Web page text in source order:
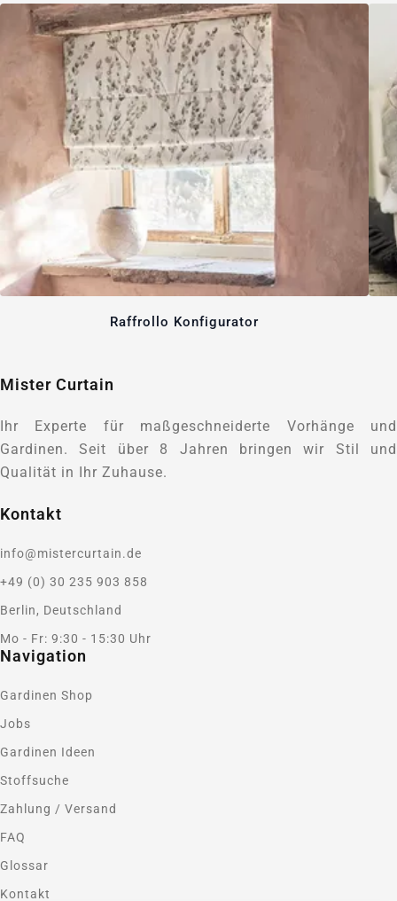
Raffrollo Konfigurator
Mister Curtain
Ihr Experte für maßgeschneiderte Vorhänge und
Gardinen. Seit über 8 Jahren bringen wir Stil und
Qualität in Ihr Zuhause.
Kontakt
info@mistercurtain.de
+49 (0) 30 235 903 858
Berlin, Deutschland
Mo - Fr: 9:30 - 15:30 Uhr
Navigation
Gardinen Shop
Jobs
Gardinen Ideen
Stoffsuche
Zahlung / Versand
FAQ
Glossar
Kontakt